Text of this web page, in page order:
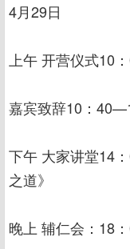
4月29日
上午 开营仪式10
嘉宾致辞10：
下午 大家讲堂14
之道》
晚上 辅仁会：18